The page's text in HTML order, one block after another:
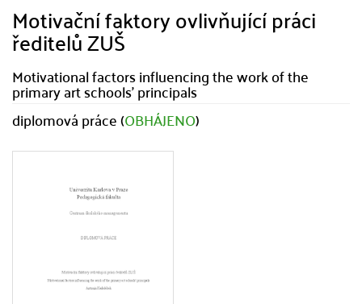
Motivační faktory ovlivňující práci
ředitelů ZUŠ
Motivational factors influencing the work of the
primary art schools' principals
diplomová práce (OBHÁJENO)